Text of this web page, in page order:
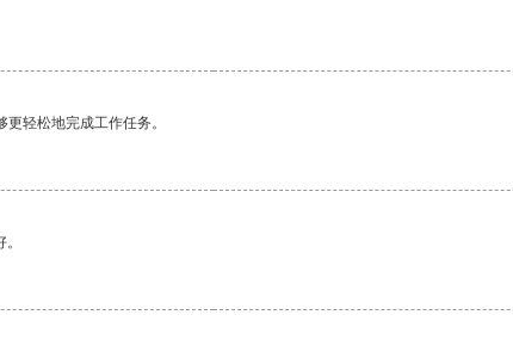
轻松地完成工作任务。